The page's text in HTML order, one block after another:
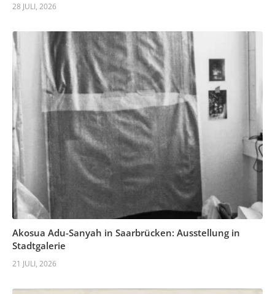
28 JULI, 2026
Akosua Adu-Sanyah in Saarbrücken: Ausstellung in
Stadtgalerie
21 JULI, 2026